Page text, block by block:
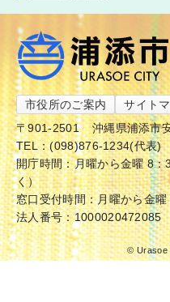
市役所のご案内 サイト
〒901-2501
沖縄県浦添市
TEL：(098)876-1234(代表)
開庁時間：月曜から金曜 8
く）
窓口受付時間：月曜から金
法人番号：1000020472085
© Urasoe